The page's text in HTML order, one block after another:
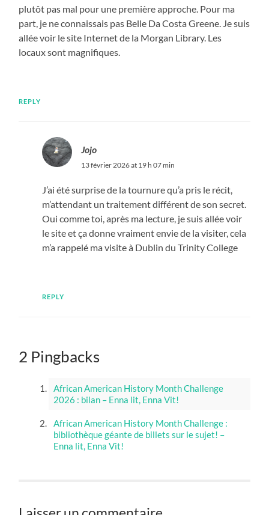
plutôt pas mal pour une première approche. Pour ma
part, je ne connaissais pas Belle Da Costa Greene. Je suis
allée voir le site Internet de la Morgan Library. Les
locaux sont magnifiques.
REPLY
Jojo
13 février 2026 at 19 h 07 min
J’ai été surprise de la tournure qu’a pris le récit,
m’attendant un traitement différent de son secret.
Oui comme toi, après ma lecture, je suis allée voir
le site et ça donne vraiment envie de la visiter, cela
m’a rappelé ma visite à Dublin du Trinity College
REPLY
2 Pingbacks
African American History Month Challenge
2026 : bilan – Enna lit, Enna Vit!
African American History Month Challenge :
bibliothèque géante de billets sur le sujet! –
Enna lit, Enna Vit!